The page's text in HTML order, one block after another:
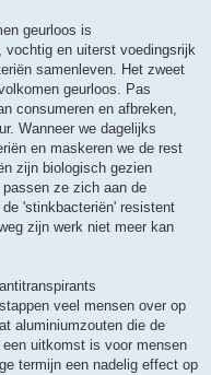
geurloos is
vochtig en uiterst voedingsrijk
samenleven. Het zweet
geurloos. Pas
consumeren en afbreken,
Wanneer we dagelijks
en maskeren we de rest
zijn biologisch gezien
ze zich aan de
'stinkbacteriën' resistent
zijn werk niet meer kan
veel mensen over op
aluminiumzouten die de
uitkomst is voor mensen
termijn een nadelig effect op